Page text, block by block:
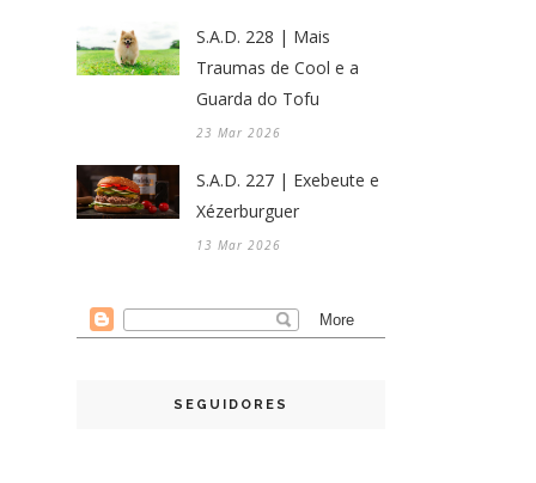
S.A.D. 228 | Mais
Traumas de Cool e a
Guarda do Tofu
23 Mar 2026
S.A.D. 227 | Exebeute e
Xézerburguer
13 Mar 2026
SEGUIDORES